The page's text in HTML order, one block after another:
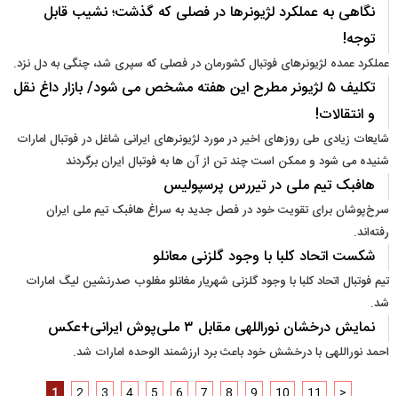
نگاهی به عملکرد لژیونرها در فصلی که گذشت؛ نشیب قابل
توجه!
عملکرد عمده لژیونرهای فوتبال کشورمان در فصلی که سپری شد، چنگی به دل نزد.
تکلیف ۵ لژیونر مطرح این هفته مشخص می شود/ بازار داغ نقل
و انتقالات!
شایعات زیادی طی روزهای اخیر در مورد لژیونرهای ایرانی شاغل در فوتبال امارات
شنیده می شود و ممکن است چند تن از آن ها به فوتبال ایران برگردند
هافبک تیم ملی در تیررس پرسپولیس
سرخ‌پوشان برای تقویت خود در فصل جدید به سراغ هافبک تیم ملی ایران
رفته‌اند.
شکست اتحاد کلبا با وجود گلزنی معانلو
تیم فوتبال اتحاد کلبا با وجود گلزنی شهریار مغانلو مغلوب صدرنشین لیگ امارات
شد.
نمایش درخشان نوراللهی مقابل ۳ ملی‌پوش ایرانی+عکس
احمد نوراللهی با درخشش خود باعث برد ارزشمند الوحده امارات شد.